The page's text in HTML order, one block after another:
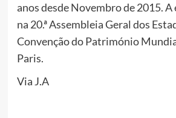
anos desde Novembro de 2015.
na 20.ª Assembleia Geral dos
Convenção do Património
Paris.
Via J.A